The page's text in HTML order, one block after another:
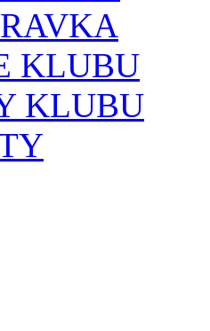
KLUBU
KLUBU